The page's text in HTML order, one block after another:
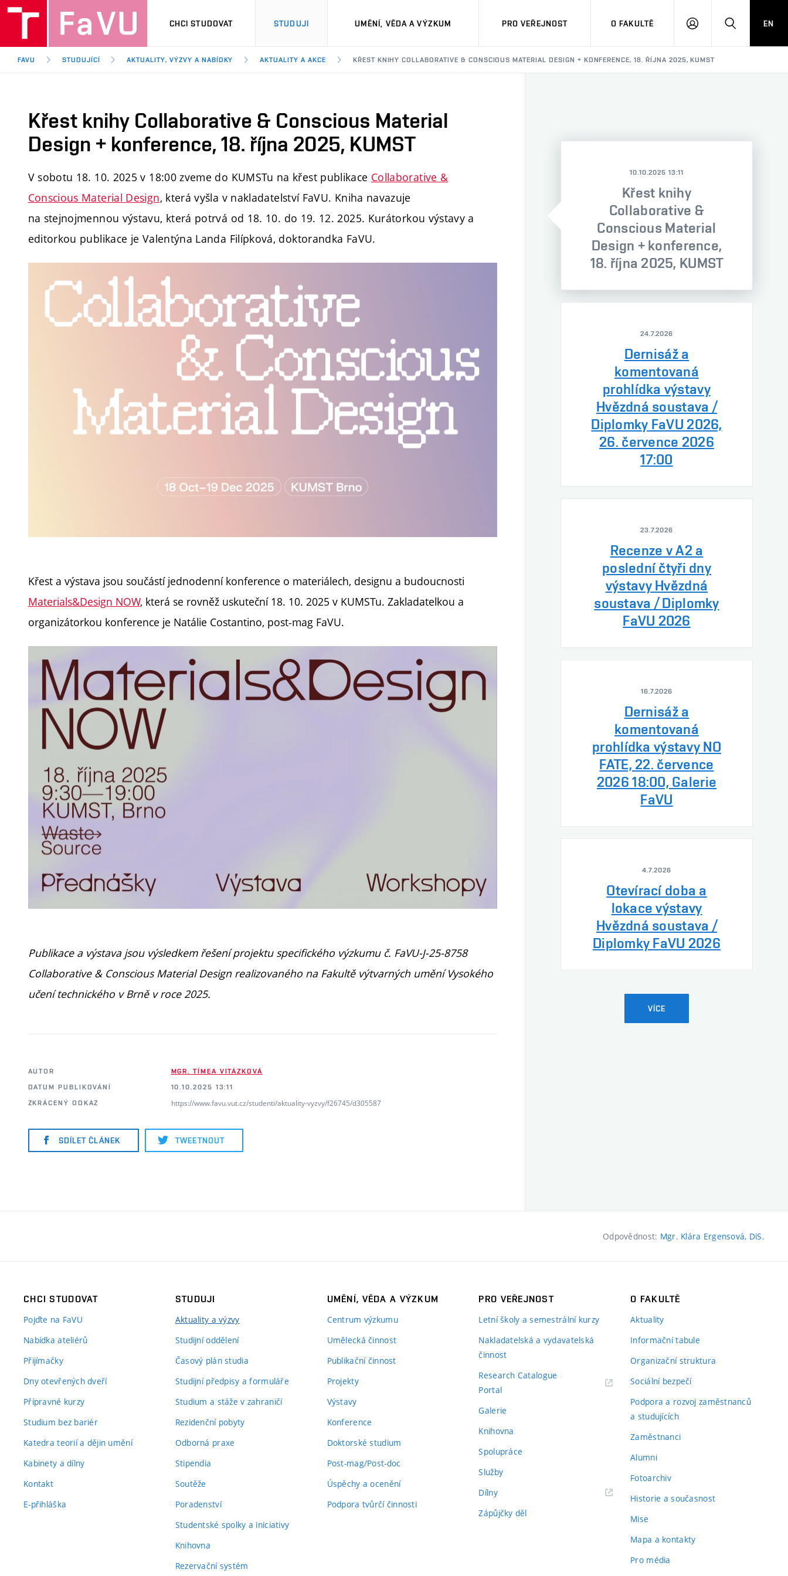
CHCI STUDOVAT STUDUJI UMĚNÍ, VĚDA A VÝZKUM PRO VEŘEJNOST O FAKULTĚ
PŘIHLÁSITHLEDAT
EN
FAVU STUDUJÍCÍ AKTUALITY, VÝZVY A NABÍDKY AKTUALITY A AKCE KŘEST KNIHY COLLABORATIVE & CONSCIOUS MATERIAL DESIGN + KONFERENCE, 18. ŘÍJNA 2025, KUMST
Křest knihy Collaborative & Conscious Material
Design + konference, 18. října 2025, KUMST
V sobotu 18. 10. 2025 v 18:00 zveme do KUMSTu na křest publikace Collaborative &
Conscious Material Design, která vyšla v nakladatelství FaVU. Kniha navazuje
na stejnojmennou výstavu, která potrvá od 18. 10. do 19. 12. 2025. Kurátorkou výstavy a
editorkou publikace je Valentýna Landa Filípková, doktorandka FaVU.
Křest a výstava jsou součástí jednodenní konference o materiálech, designu a budoucnosti
Materials&Design NOW, která se rovněž uskuteční 18. 10. 2025 v KUMSTu. Zakladatelkou a
organizátorkou konference je Natálie Costantino, post-mag FaVU.
Publikace a výstava jsou výsledkem řešení projektu specifického výzkumu č. FaVU-J-25-8758
Collaborative & Conscious Material Design realizovaného na Fakultě výtvarných umění Vysokého
učení technického v Brně v roce 2025.
AUTOR
MGR. TÍMEA VITÁZKOVÁ
DATUM PUBLIKOVÁNÍ
10.10.2025 13:11
ZKRÁCENÝ ODKAZ
https://www.favu.vut.cz/studenti/aktuality-vyzvy/f26745/d305587
SDÍLET ČLÁNEK TWEETNOUT
10.10.2025 13:11
Křest knihy
Collaborative &
Conscious Material
Design + konference,
18. října 2025, KUMST
24.7.2026
Dernisáž a
komentovaná
prohlídka výstavy
Hvězdná soustava /
Diplomky FaVU 2026,
26. července 2026
17:00
23.7.2026
Recenze v A2 a
poslední čtyři dny
výstavy Hvězdná
soustava / Diplomky
FaVU 2026
16.7.2026
Dernisáž a
komentovaná
prohlídka výstavy NO
FATE, 22. července
2026 18:00, Galerie
FaVU
4.7.2026
Otevírací doba a
lokace výstavy
Hvězdná soustava /
Diplomky FaVU 2026
VÍCE
Odpovědnost: Mgr. Klára Ergensová, DiS.
CHCI STUDOVAT
Pojďte na FaVU
Nabídka ateliérů
Přijímačky
Dny otevřených dveří
Přípravné kurzy
Studium bez bariér
Katedra teorií a dějin umění
Kabinety a dílny
Kontakt
E-přihláška
STUDUJI
Aktuality a výzvy
Studijní oddělení
Časový plán studia
Studijní předpisy a formuláře
Studium a stáže v zahraničí
Rezidenční pobyty
Odborná praxe
Stipendia
Soutěže
Poradenství
Studentské spolky a iniciativy
Knihovna
Rezervační systém
UMĚNÍ, VĚDA A VÝZKUM
Centrum výzkumu
Umělecká činnost
Publikační činnost
Projekty
Výstavy
Konference
Doktorské studium
Post-mag/Post-doc
Úspěchy a ocenění
Podpora tvůrčí činnosti
PRO VEŘEJNOST
Letní školy a semestrální kurzy
Nakladatelská a vydavatelská
činnost
Research Catalogue
Portal
Galerie
Knihovna
Spolupráce
Služby
Dílny
Zápůjčky děl
O FAKULTĚ
Aktuality
Informační tabule
Organizační struktura
Sociální bezpečí
Podpora a rozvoj zaměstnanců
a studujících
Zaměstnanci
Alumni
Fotoarchiv
Historie a současnost
Mise
Mapa a kontakty
Pro média